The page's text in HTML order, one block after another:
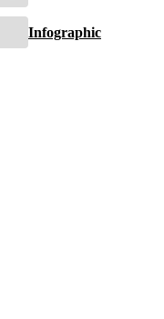
Infographic